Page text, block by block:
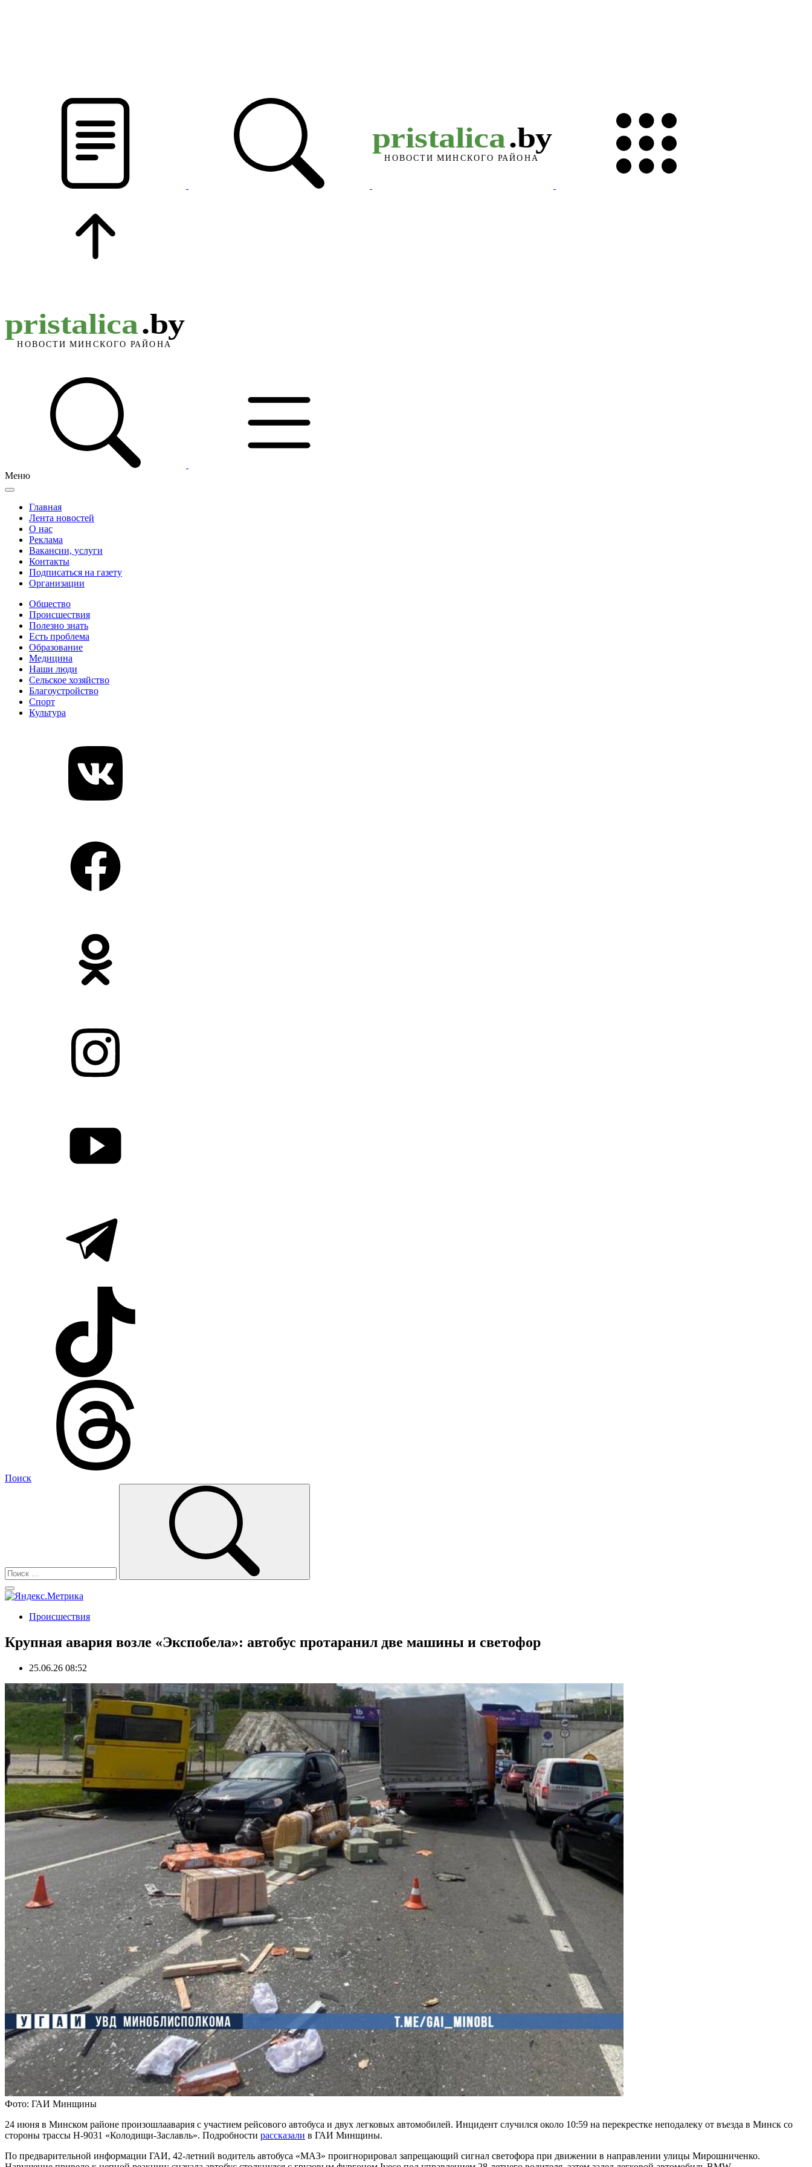
Меню
Главная
Лента новостей
О нас
Реклама
Вакансии, услуги
Контакты
Подписаться на газету
Организации
Общество
Происшествия
Полезно знать
Есть проблема
Образование
Медицина
Наши люди
Сельское хозяйство
Благоустройство
Спорт
Культура
Поиск
Происшествия
Крупная авария возле «Экспобела»: автобус протаранил две машины и светофор
25.06.26 08:52
Фото: ГАИ Минщины
24 июня в Минском районе произошлаавария с участием рейсового автобуса и двух легковых автомобилей. Инцидент случился около 10:59 на перекрестке неподалеку от въезда в Минск со
стороны трассы Н-9031 «Колодищи-Заславль». Подробности рассказали в ГАИ Минщины.
По предварительной информации ГАИ, 42-летний водитель автобуса «МАЗ» проигнорировал запрещающий сигнал светофора при движении в направлении улицы Мирошниченко.